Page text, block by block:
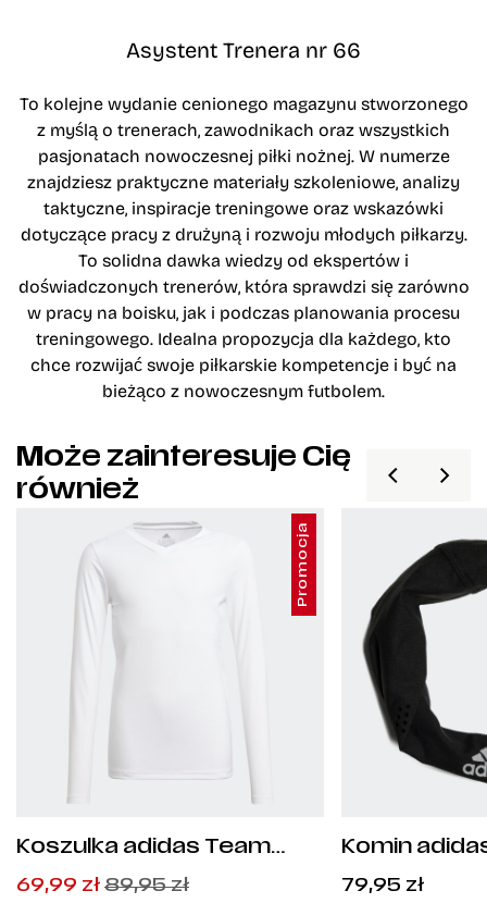
Asystent Trenera nr 66
To kolejne wydanie cenionego magazynu stworzonego
z myślą o trenerach, zawodnikach oraz wszystkich
pasjonatach nowoczesnej piłki nożnej. W numerze
znajdziesz praktyczne materiały szkoleniowe, analizy
taktyczne, inspiracje treningowe oraz wskazówki
dotyczące pracy z drużyną i rozwoju młodych piłkarzy.
To solidna dawka wiedzy od ekspertów i
doświadczonych trenerów, która sprawdzi się zarówno
w pracy na boisku, jak i podczas planowania procesu
treningowego. Idealna propozycja dla każdego, kto
chce rozwijać swoje piłkarskie kompetencje i być na
bieżąco z nowoczesnym futbolem.
Może zainteresuje Cię
również
Promocja
Koszulka adidas Team
Pierwotna
Aktualna
69,99 zł 89,95zł
Komin
79,95 zł